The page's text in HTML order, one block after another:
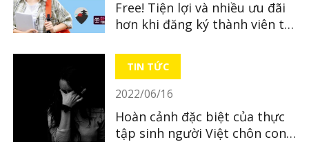
Free! Tiện lợi và nhiều ưu đãi
hơn khi đăng ký thành viên tại
TIN TỨC
2022/06/16
Hoàn cảnh đặc biệt của thực
tập sinh người Việt chôn con